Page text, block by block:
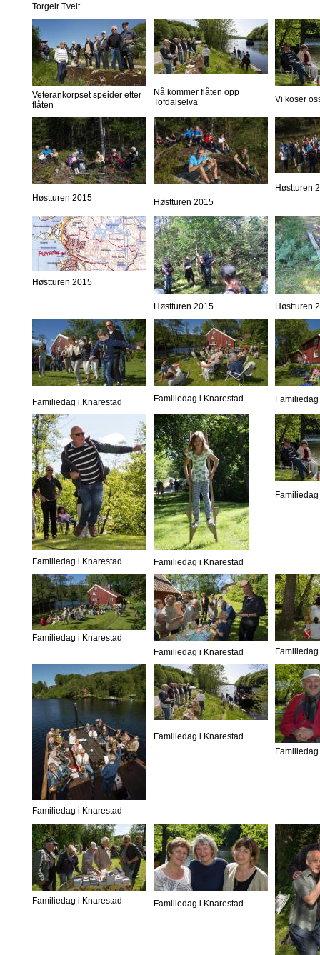
Torgeir Tveit
Veterankorpset speider etter
flåten
Nå kommer flåten opp
Tofdalselva
Vi koser
Høstturen 2015 Høstturen 2015
Høstturen
Høstturen 2015
Høstturen 2015 Høstturen
Familiedag i Knarestad Familiedag i Knarestad
Familiedag i Knarestad Familiedag i Knarestad
Familiedag i Knarestad
Familiedag i Knarestad
Familiedag i Knarestad
Familiedag i Knarestad
Familiedag i Knarestad Familiedag i Knarestad